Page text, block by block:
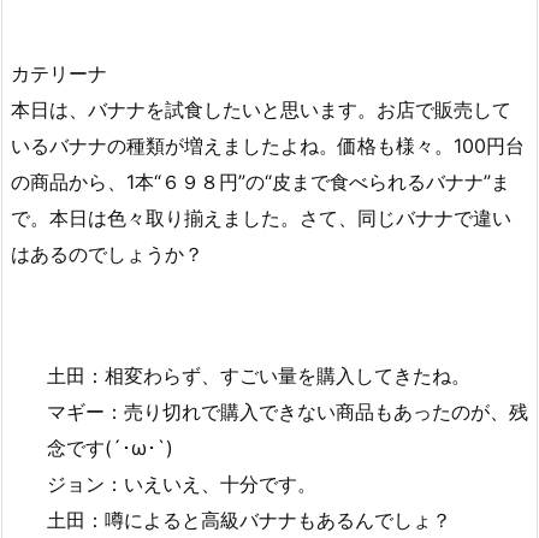
カテリーナ
本日は、バナナを試食したいと思います。お店で販売して
いるバナナの種類が増えましたよね。価格も様々。100円台
の商品から、1本“６９８円”の“皮まで食べられるバナナ”ま
で。本日は色々取り揃えました。さて、同じバナナで違い
はあるのでしょうか？
土田：相変わらず、すごい量を購入してきたね。
マギー：売り切れで購入できない商品もあったのが、残
念です(´･ω･`)
ジョン：いえいえ、十分です。
土田：噂によると高級バナナもあるんでしょ？